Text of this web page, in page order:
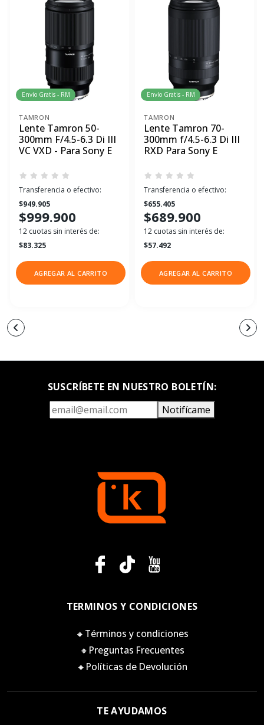
Envío Gratis - RM
TAMRON
Lente Tamron 50-
300mm F/4.5-6.3 Di III
VC VXD - Para Sony E
Transferencia o efectivo:
$949.905
$999.900
12 cuotas sin interés de:
$83.325
AGREGAR AL CARRITO
Envío Gratis - RM
TAMRON
Lente Tamron 70-
300mm f/4.5-6.3 Di III
RXD Para Sony E
Transferencia o efectivo:
$655.405
$689.900
12 cuotas sin interés de:
$57.492
AGREGAR AL CARRITO
SUSCRÍBETE EN NUESTRO BOLETÍN:
Notifícame
TERMINOS Y CONDICIONES
🔸Términos y condiciones
🔸Preguntas Frecuentes
🔸Políticas de Devolución
TE AYUDAMOS